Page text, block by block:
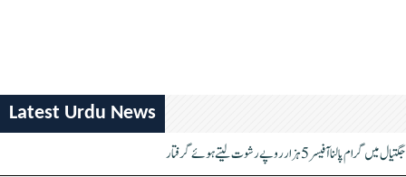
Latest Urdu News
جگتیال میں گرام پالنا آفیسر 5 ہزار روپے رشوت لیتے ہوئے گرفتار